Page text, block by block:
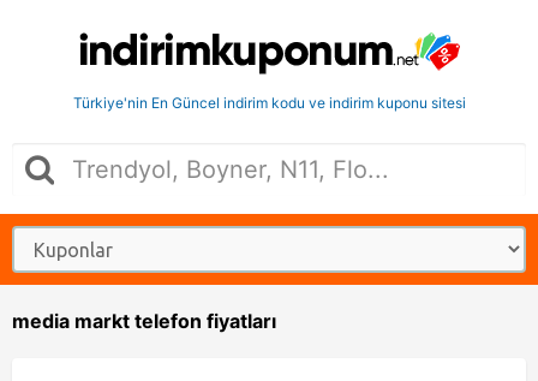
Türkiye'nin En Güncel indirim kodu ve indirim kuponu sitesi
media markt telefon fiyatları